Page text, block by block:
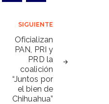
SIGUIENTE
Oficializan
PAN, PRI y
PRD la
coalición
“Juntos por
el bien de
Chihuahua”